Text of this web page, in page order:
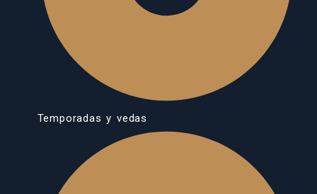
Temporadas y vedas